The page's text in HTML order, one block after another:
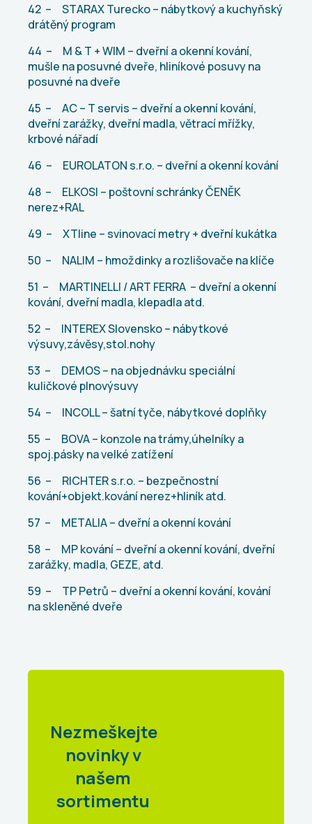
42 – STARAX Turecko – nábytkový a kuchyňský
drátěný program
44 – M & T + WIM – dveřní a okenní kování,
mušle na posuvné dveře, hliníkové posuvy na
posuvné na dveře
45 – AC – T servis – dveřní a okenní kování,
dveřní zarážky, dveřní madla, větrací mřížky,
krbové nářadí
46 – EUROLATON s.r.o. – dveřní a okenní kování
48 – ELKOSI – poštovní schránky ČENĚK
nerez+RAL
49 –
XTline – svinovací metry + dveřní kukátka
50 – NALIM – hmoždinky a rozlišovače na klíče
51 – MARTINELLI / ART FERRA – dveřní a okenní
kování, dveřní madla, klepadla atd.
52 – INTEREX Slovensko – nábytkové
výsuvy,závěsy,stol.nohy
53 – DEMOS – na objednávku speciální
kuličkové plnovýsuvy
54 – INCOLL – šatní tyče, nábytkové doplňky
55 – BOVA – konzole na trámy,úhelníky a
spoj.pásky na velké zatížení
56 – RICHTER s.r.o. – bezpečnostní
kování+objekt.kování nerez+hliník atd.
57 – METALIA – dveřní a okenní kování
58 – MP kování – dveřní a okenní kování, dveřní
zarážky, madla, GEZE, atd.
59 – TP Petrů – dveřní a okenní kování, kování
na skleněné dveře
Nezmeškejte
novinky v
našem
sortimentu